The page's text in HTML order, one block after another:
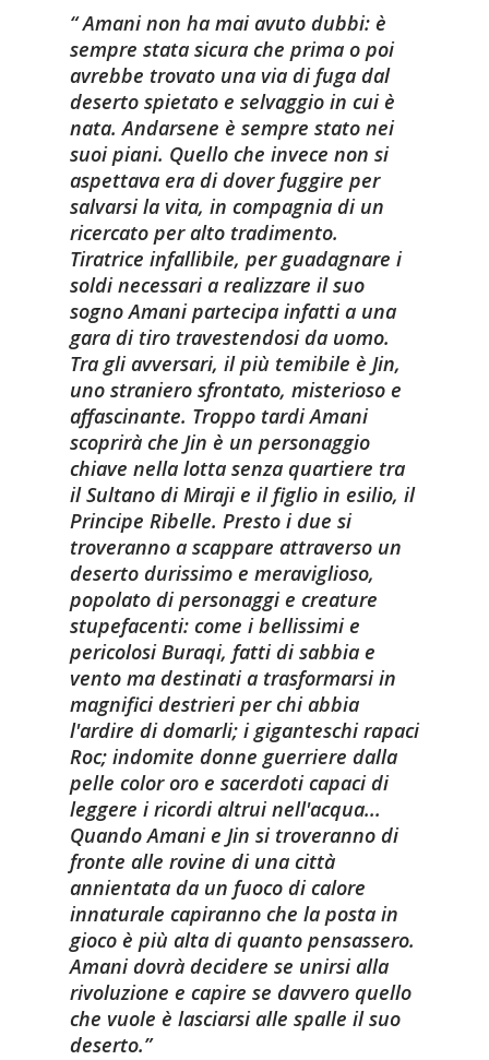
Amani non ha mai avuto dubbi: è
sempre stata sicura che prima o poi
avrebbe trovato una via di fuga dal
deserto spietato e selvaggio in cui è
nata. Andarsene è sempre stato nei
suoi piani. Quello che invece non si
aspettava era di dover fuggire per
salvarsi la vita, in compagnia di un
ricercato per alto tradimento.
Tiratrice infallibile, per guadagnare i
soldi necessari a realizzare il suo
sogno Amani partecipa infatti a una
gara di tiro travestendosi da uomo.
Tra gli avversari, il più temibile è Jin,
uno straniero sfrontato, misterioso e
affascinante. Troppo tardi Amani
scoprirà che Jin è un personaggio
chiave nella lotta senza quartiere tra
il Sultano di Miraji e il figlio in esilio, il
Principe Ribelle. Presto i due si
troveranno a scappare attraverso un
deserto durissimo e meraviglioso,
popolato di personaggi e creature
stupefacenti: come i bellissimi e
pericolosi Buraqi, fatti di sabbia e
vento ma destinati a trasformarsi in
magnifici destrieri per chi abbia
l'ardire di domarli; i giganteschi rapaci
Roc; indomite donne guerriere dalla
pelle color oro e sacerdoti capaci di
leggere i ricordi altrui nell'acqua...
Quando Amani e Jin si troveranno di
fronte alle rovine di una città
annientata da un fuoco di calore
innaturale capiranno che la posta in
gioco è più alta di quanto pensassero.
Amani dovrà decidere se unirsi alla
rivoluzione e capire se davvero quello
che vuole è lasciarsi alle spalle il suo
deserto.